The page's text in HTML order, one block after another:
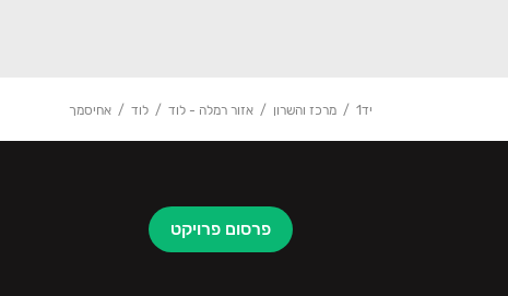
יד1 מרכז והשרון אזור רמלה - לוד לוד אחיסמך
פרסום פרויקט